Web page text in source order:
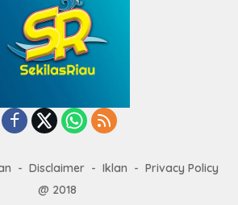
Disclaimer Iklan
Privacy Policy
@ 2018